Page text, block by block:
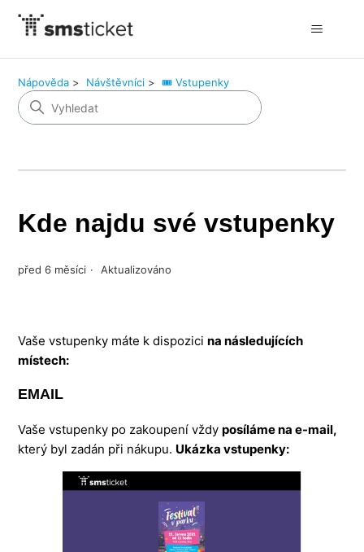
Nápověda Návštěvníci 🎟️ Vstupenky
Kde najdu své vstupenky
před 6 měsíci Aktualizováno
Vaše vstupenky máte k dispozicina následujících
místech:
EMAIL
Vaše vstupenky po zakoupení vždyposíláme na e-mail,
který byl zadán při nákupu. Ukázka vstupenky: